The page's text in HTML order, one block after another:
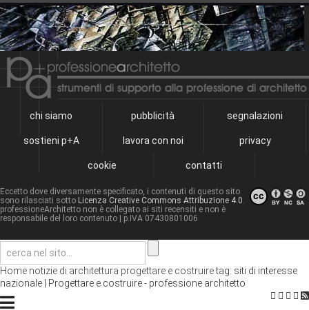
chi siamo pubblicità segnalazioni
sostieni p+A lavora con noi privacy
cookie contatti
Eccetto dove diversamente specificato, i contenuti di questo sito
sono rilasciati sotto Licenza Creative Commons Attribuzione 4.0.
professioneArchitetto non è collegato ai siti recensiti e non è
responsabile del loro contenuto | p.IVA 07430801006
Home notizie di architettura progettare e costruiretag: siti di interesse
nazionale | Progettare e costruire - professione architetto